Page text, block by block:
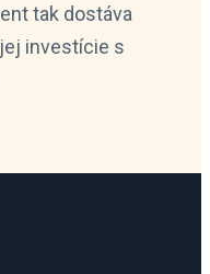
tak dostáva
investície s